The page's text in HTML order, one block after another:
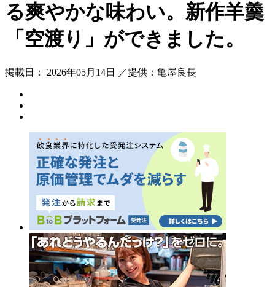
る爽やかな味わい。新作羊羹
「空渡り」ができました。
掲載日： 2026年05月14日 ／提供：亀屋良長